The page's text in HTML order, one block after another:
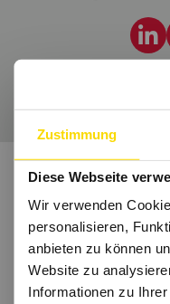
Zustimmung
Diese Webseite
Wir verwenden
personalisieren,
anbieten zu können
Website zu
Informationen zu
Wir